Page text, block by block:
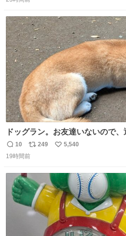
がとうございます😭この記事も
紫耀 (泣ける😭)
信
ポ
ト
数
数
ドッグラン。お友達いないので
ん。 #柴犬卯月
返
信
10
リ
ポ
ト
数
249
い
5,540
19時間前